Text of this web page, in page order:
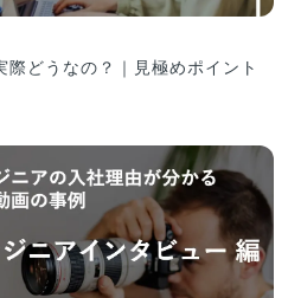
どうなの？｜見極めポイント